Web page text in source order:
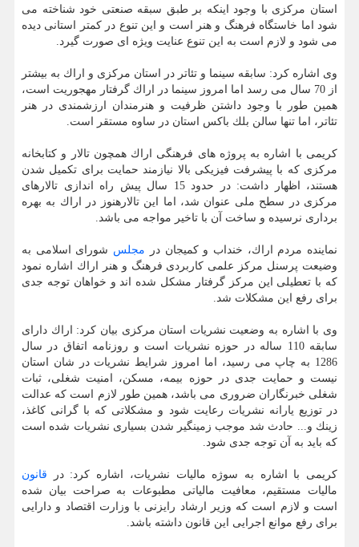
استان مركزی با وجود اینكه بر طبق سبقه صنعتی خود شناخته می
شود اما خاستگاه فرهنگ و هنر است و این تنوع در كمتر استانی دیده
می شود و لازم است به این تنوع عنایت ویژه ای صورت گیرد.
وی اشاره كرد: سابقه سینما و تئاتر در استان مركزی و اراك به بیشتر
از 70 سال می رسد اما امروز سینما در اراك گرفتار مهجوریت است،
همین طور با وجود داشتن ظرفیت و هنرمندان ارزشمندی در هنر
تئاتر، اما تنها سالن بلك باكس استان در ساوه مستقر است.
كریمی با اشاره به پروژه های فرهنگی اراك همچون تالار و كتابخانه
مركزی كه با پیشرفت فیزیكی بالا نیازمند حمایت برای تكمیل شدن
هستند، اظهار داشت: در حدود 15 سال پیش راه اندازی تالارهای
مركزی در سطح ملی عنوان شد، اما این تالارهنوز در اراك به بهره
برداری نرسیده و ساخت آن با تاخیر مواجه می باشد.
نماینده مردم اراك، خنداب و كمیجان در مجلس شورای اسلامی به
وضیعت پرسنل مركز علمی كاربردی فرهنگ و هنر اراك اشاره نمود
كه با تعطیلی این مركز گرفتار مشكل شده اند و خواهان توجه جدی
برای رفع این مشكلات شد.
وی با اشاره به وضعیت نشریات استان مركزی بیان كرد: اراك دارای
سابقه 110 ساله در حوزه نشریات است و روزنامه اتفاق در سال
1286 به چاپ می رسید، اما امروز شرایط نشریات در شان استان
نیست و حمایت جدی در حوزه بیمه، مسكن، امنیت شغلی، ثبات
شغلی خبرنگاران ضروری می باشد، همین طور لازم است كه عدالت
در توزیع یارانه نشریات رعایت شود و مشكلاتی كه با گرانی كاغذ،
زینك و... حادث شد موجب زمینگیر شدن بسیاری نشریات شده است
كه باید به آن توجه جدی شود.
كریمی با اشاره به سوژه مالیات نشریات، اشاره كرد: در قانون
مالیات مستقیم، معافیت مالیاتی مطبوعات به صراحت بیان شده
است و لازم است كه وزیر ارشاد رایزنی با وزارت اقتصاد و دارایی
برای رفع موانع اجرایی این قانون داشته باشد.